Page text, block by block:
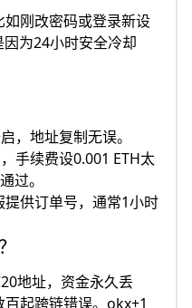
刚改密码或登录新设
为24小时安全冷却
，地址复制无误。
手续费设0.001 ETH太
过。
供订单号，通常1小时
地址，资金永久丢
起跨链错误。okx+1